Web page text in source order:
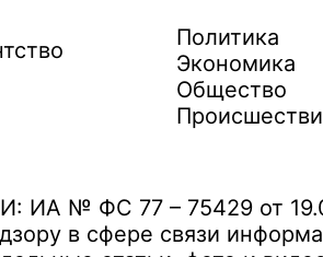
Политика
Экономика
Общество
ИА № ФС 77 – 75429 от
в сфере связи